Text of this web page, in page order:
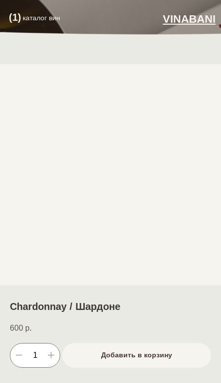
каталог вин
(1) VINABANI
Chardonnay / Шардоне
600 р.
Добавить в корзину